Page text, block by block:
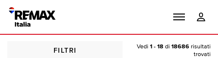
FILTRI
Vedi 1 - 18 di 18686 risultati
trovati